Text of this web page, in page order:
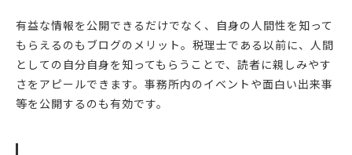
有益な情報を公開できるだけでなく、自身の人間性を知って
もらえるのもブログのメリット。税理士である以前に、人間
としての自分自身を知ってもらうことで、読者に親しみやす
さをアピールできます。事務所内のイベントや面白い出来事
等を公開するのも有効です。